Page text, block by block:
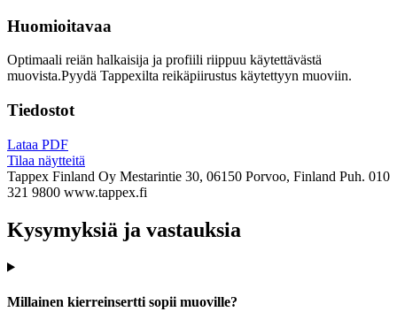
Huomioitavaa
Optimaali reiän halkaisija ja profiili riippuu käytettävästä
muovista.Pyydä Tappexilta reikäpiirustus käytettyyn muoviin.
Tiedostot
Lataa PDF
Tilaa näytteitä
Tappex Finland Oy Mestarintie 30, 06150 Porvoo, Finland Puh. 010
321 9800 www.tappex.fi
Kysymyksiä ja vastauksia
Millainen kierreinsertti sopii muoville?